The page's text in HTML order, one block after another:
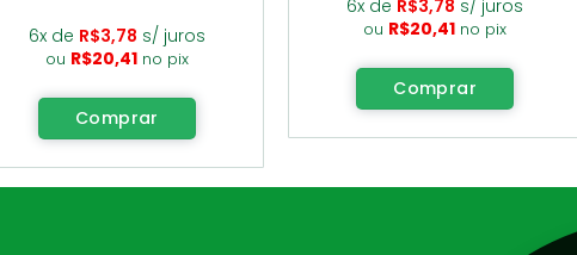
era:
R$75,00.
é:
R$22,68.
6x de R$3,78 s/ juros
ou R$20,41 no pix
Comprar
R$75,00.
R$22,68.
6x de R$3,78 s/ juros
ou R$20,41 no pix
Comprar